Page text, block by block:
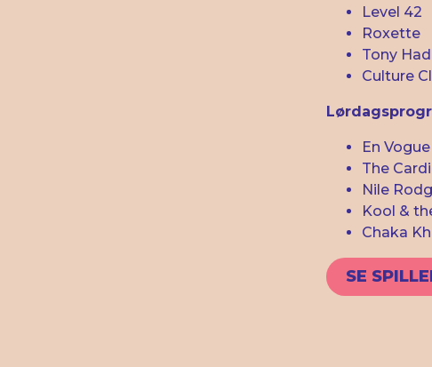
Level 42
Roxette
Tony
Culture
En Vogue
The
Nile
Kool &
Chaka
SE